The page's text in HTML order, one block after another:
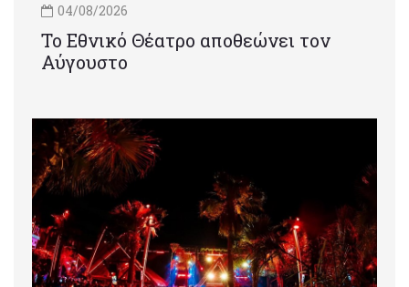
04/08/2026
Το Εθνικό Θέατρο αποθεώνει τον
Αύγουστο